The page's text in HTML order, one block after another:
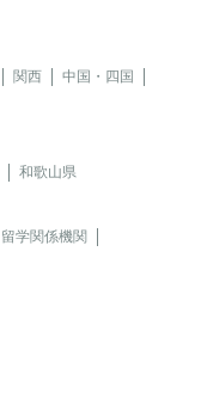
関西
中国・四国
和歌山県
留学関係機関